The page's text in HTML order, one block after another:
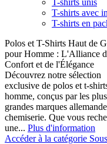
T-shirts unis
T-shirts avec
T-shirts en
Polos et T-Shirts Haut de
pour Homme : L'Alliance
Confort et de l'Élégance
Découvrez notre sélection
exclusive de polos et t-
homme, conçus par les plus
grandes marques
chemiserie. Que vous
une... Plus d'information
Accéder à la catégorie